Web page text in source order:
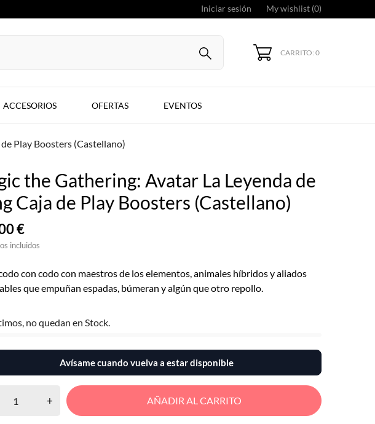
Iniciar sesión My wishlist (0)
CARRITO: 0
ACCESORIOS OFERTAS EVENTOS
Play Boosters (Castellano)
the Gathering: Avatar La Leyenda de
Caja de Play Boosters (Castellano)
€
incluidos
con codo con maestros de los elementos, animales híbridos y aliados
que empuñan espadas, búmeran y algún que otro repollo.
no quedan en Stock.
Avísame cuando vuelva a estar disponible
+ AÑADIR AL CARRITO